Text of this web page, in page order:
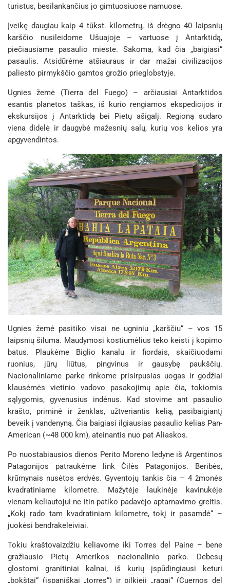
turistus, besilankančius jo gimtuosiuose namuose.
Įveikę daugiau kaip 4 tūkst. kilometrų, iš drėgno 40 laipsnių
karščio nusileidome Ušuajoje – vartuose į Antarktidą,
piečiausiame pasaulio mieste. Sakoma, kad čia „baigiasi“
pasaulis. Atsidūrėme atšiauraus ir dar mažai civilizacijos
paliesto pirmykščio gamtos grožio prieglobstyje.
Ugnies žemė (Tierra del Fuego) – arčiausiai Antarktidos
esantis planetos taškas, iš kurio rengiamos ekspedicijos ir
ekskursijos į Antarktidą bei Pietų ašigalį. Regioną sudaro
viena didelė ir daugybė mažesnių salų, kurių vos kelios yra
apgyvendintos.
Ugnies žemė pasitiko visai ne ugniniu „karščiu“ – vos 15
laipsnių šiluma. Maudymosi kostiumėlius teko keisti į kopimo
batus. Plaukėme Biglio kanalu ir fiordais, skaičiuodami
ruonius, jūrų liūtus, pingvinus ir gausybę paukščių.
Nacionaliniame parke rinkome prisirpusias uogas ir godžiai
klausėmės vietinio vadovo pasakojimų apie čia, tokiomis
sąlygomis, gyvenusius indėnus. Kad stovime ant pasaulio
krašto, priminė ir ženklas, užtveriantis kelią, pasibaigiantį
beveik į vandenyną. Čia baigiasi ilgiausias pasaulio kelias Pan-
American (~48 000 km), ateinantis nuo pat Aliaskos.
Po nuostabiausios dienos Perito Moreno ledyne iš Argentinos
Patagonijos patraukėme link Čilės Patagonijos. Beribės,
krūmynais nusėtos erdvės. Gyventojų tankis čia – 4 žmonės
kvadratiniame kilometre. Mažytėje laukinėje kavinukėje
vienam keliautojui ne itin patiko padavėjo aptarnavimo greitis.
„Kokį rado tam kvadratiniam kilometre, tokį ir pasamdė“ –
juokėsi bendrakeleiviai.
Tokiu kraštovaizdžiu keliavome iki Torres del Paine – bene
gražiausio Pietų Amerikos nacionalinio parko. Debesų
glostomi granitiniai kalnai, iš kurių įspūdingiausi keturi
„bokštai“ (ispaniškai „torres“) ir pilkieji „ragai“ (Cuernos del